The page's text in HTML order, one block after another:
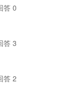
答 0
答 3
答 2